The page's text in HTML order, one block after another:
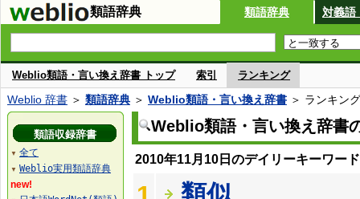
類語辞典 類語辞典 対義語
Weblio類語・言い換え辞書 トップ 索引 ランキング
Weblio 辞書 ＞ 類語辞典 ＞ Weblio類語・言い換え辞書 ＞ ランキング
Weblio類語・言い換え辞書
2010年11月10日のデイリーキーワー
類語収録辞書
▼ 全て
▼ Weblio実用類語辞典
new!